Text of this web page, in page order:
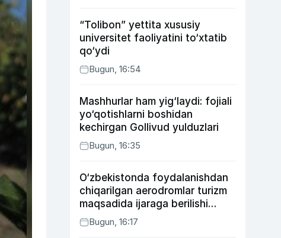
“Tolibon” yettita xususiy
universitet faoliyatini to‘xtatib
qo‘ydi
Bugun, 16:54
Mashhurlar ham yig‘laydi: fojiali
yo‘qotishlarni boshidan
kechirgan Gollivud yulduzlari
Bugun, 16:35
O‘zbekistonda foydalanishdan
chiqarilgan aerodromlar turizm
maqsadida ijaraga berilishi
mumkin
Bugun, 16:17